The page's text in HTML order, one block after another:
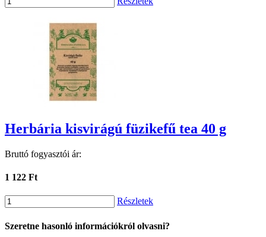
Herbária kisvirágú füzikefű tea 40 g
Bruttó fogyasztói ár:
1 122 Ft
Részletek
Szeretne hasonló információkról olvasni?